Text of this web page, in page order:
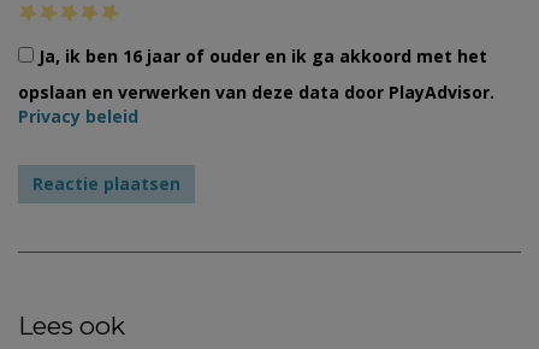
Ja, ik ben 16 jaar of ouder en ik ga akkoord met het
opslaan en verwerken van deze data door PlayAdvisor.
Privacy beleid
Lees ook